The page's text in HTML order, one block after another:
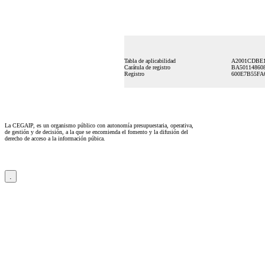
Tabla de aplicabilidad
Carátula de registro
Registro
La CEGAIP, es un organismo público con autonomía presupuestaria, operativa,
de gestión y de decisión, a la que se encomienda el fomento y la difusión del
derecho de acceso a la información púbica.